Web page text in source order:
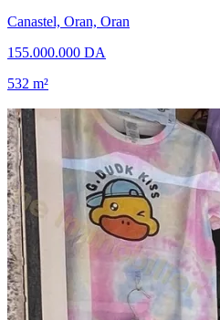
Canastel, Oran, Oran
155.000.000 DA
532 m²